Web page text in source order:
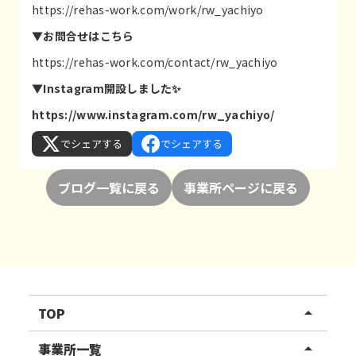
https://rehas-work.com/work/rw_yachiyo
▼お問合せはこちら
https://rehas-work.com/contact/rw_yachiyo
▼Instagram開設しました✨
https://www.instagram.com/rw_yachiyo/
でシェアする でシェアする
ブログ一覧に戻る 事業所ページに戻る
TOP arrow_drop_up
リハスワーク
事業所一覧 arrow_drop_up